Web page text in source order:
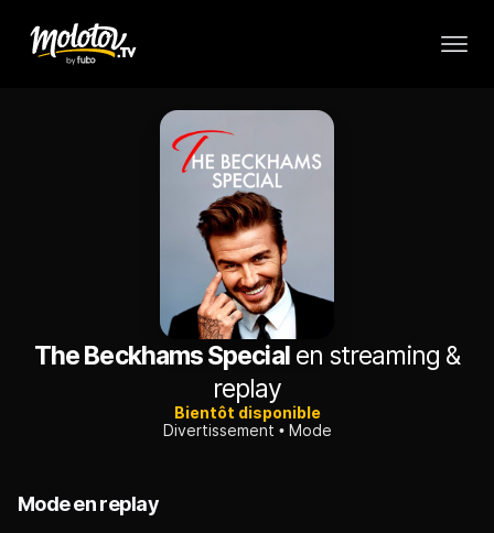
The Beckhams Specialen streaming &
replay
Bientôt disponible
Divertissement
Mode
Mode en replay